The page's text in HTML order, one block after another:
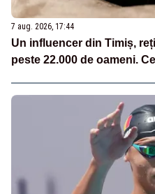
7 aug. 2026, 17:44
Un influencer din Timiș,
peste 22.000 de oameni.